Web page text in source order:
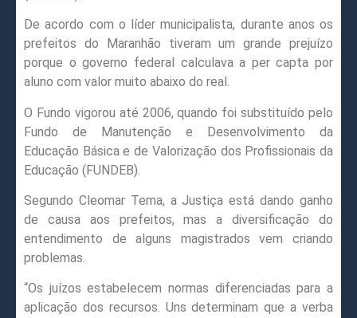
De acordo com o líder municipalista, durante anos os
prefeitos do Maranhão tiveram um grande prejuízo
porque o governo federal calculava a per capta por
aluno com valor muito abaixo do real.
O Fundo vigorou até 2006, quando foi substituído pelo
Fundo de Manutenção e Desenvolvimento da
Educação Básica e de Valorização dos Profissionais da
Educação (FUNDEB).
Segundo Cleomar Tema, a Justiça está dando ganho
de causa aos prefeitos, mas a diversificação do
entendimento de alguns magistrados vem criando
problemas.
“Os juízos estabelecem normas diferenciadas para a
aplicação dos recursos. Uns determinam que a verba